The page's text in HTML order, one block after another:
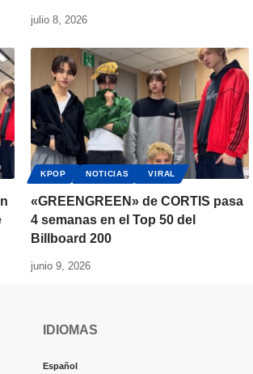
julio 8, 2026
KPOP NOTICIAS VIRAL
«GREENGREEN» de CORTIS pasa
4 semanas en el Top 50 del
Billboard 200
junio 9, 2026
IDIOMAS
Español